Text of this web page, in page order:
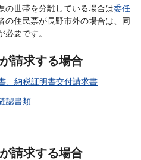
の世帯を分離している場合は委任
の住民票が長野市外の場合は、同
必要です。
請求する場合
、納税証明書交付請求書
認書類
請求する場合